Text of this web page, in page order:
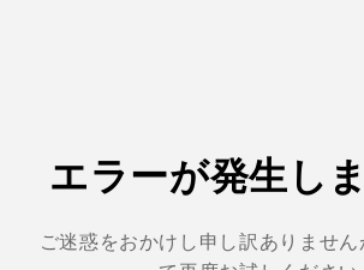
エラーが発生し
ご迷惑をおかけし申し訳ありませ